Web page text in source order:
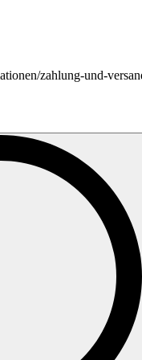
zahlung-und-